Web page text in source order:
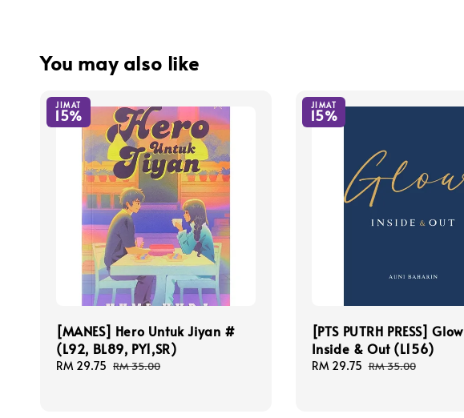
You may also like
JIMAT
15%
[MANES] Hero Untuk Jiyan #
(L92, BL89, PY1,SR)
Sale
RM 29.75 Regular
RM 35.00
JIMAT
15%
[PTS PUTRH PRESS] Glow
Inside & Out (L156)
Sale
RM 29.75 Regular
RM 35.00